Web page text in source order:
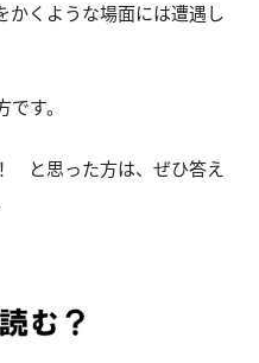
かくような場面には遭遇し
す。
と思った方は、ぜひ答え